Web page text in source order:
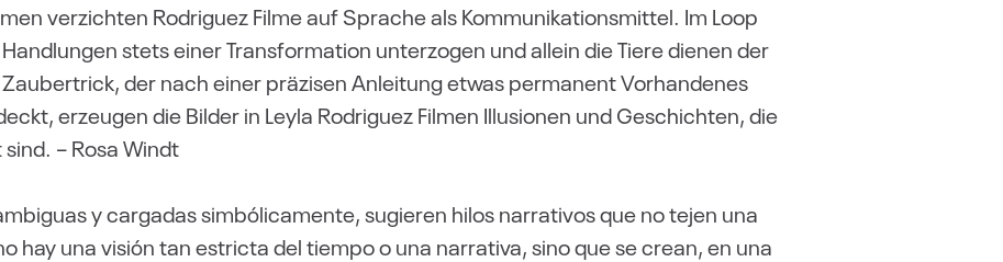
verzichten Rodriguez Filme auf Sprache als Kommunikationsmittel. Im Loop
stets einer Transformation unterzogen und allein die Tiere dienen der
der nach einer präzisen Anleitung etwas permanent Vorhandenes
erzeugen die Bilder in Leyla Rodriguez Filmen Illusionen und Geschichten, die
– Rosa Windt
y cargadas simbólicamente, sugieren hilos narrativos que no tejen una
hay una visión tan estricta del tiempo o una narrativa, sino que se crean, en una